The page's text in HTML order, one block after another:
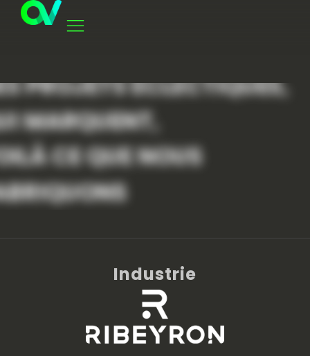
PROJETS ÉCLECTIQUES,
MARQUENT,
CE QUE NOUS
Industrie